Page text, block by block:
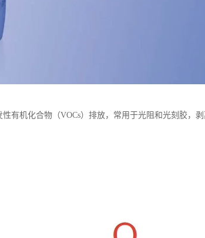
有机化合物（VOCs）排放，常用于光阻和光刻胶，剥